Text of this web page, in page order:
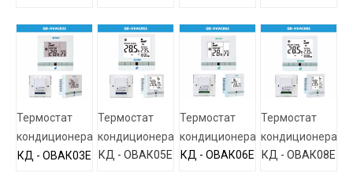
Термостат
кондиционера
КД - ОВАК03Е
Термостат
кондиционера
КД - ОВАК05Е
Термостат
кондиционера
КД - ОВАК06Е
Термостат
кондиционера
КД - ОВАК08Е